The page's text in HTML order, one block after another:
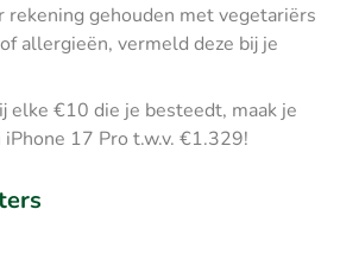
rekening gehouden met vegetariërs
allergieën, vermeld deze bij je
elke €10 die je besteedt, maak je
17 Pro t.w.v. €1.329!